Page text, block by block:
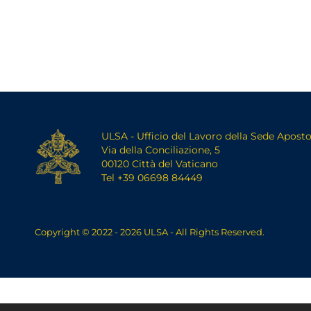
ULSA - Ufficio del Lavoro della Sede
Via della Conciliazione, 5
00120 Città del Vaticano
Tel +39 06698 84449
Copyright © 2022 - 2026 ULSA - All Rights Reserved.